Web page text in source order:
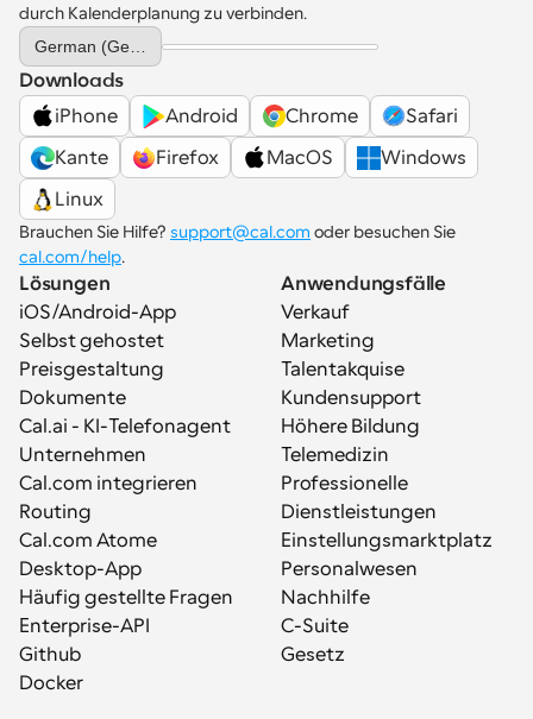
durch Kalenderplanung zu verbinden.
Select Language
Downloads
iPhone
Android Chrome
Safari
Kante
Firefox MacOS
Windows
Linux
Brauchen Sie Hilfe? support@cal.com
cal.com/help.
Lösungen
iOS/Android-App
Selbst gehostet
Preisgestaltung
Dokumente
Cal.ai - KI-Telefonagent
Unternehmen
Cal.com integrieren
Routing
Cal.com Atome
Desktop-App
Häufig gestellte Fragen
Enterprise-API
Github
Docker
Anwendungsfälle
Verkauf
Marketing
Talentakquise
Kundensupport
Höhere Bildung
Telemedizin
Professionelle
Dienstleistungen
Einstellungsmarktplatz
Personalwesen
Nachhilfe
C-Suite
Gesetz